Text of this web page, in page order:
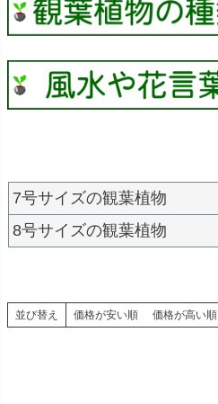
7号サイズの観葉植物
8号サイズの観葉植物
並び替え 価格が安い順 価格が高い順